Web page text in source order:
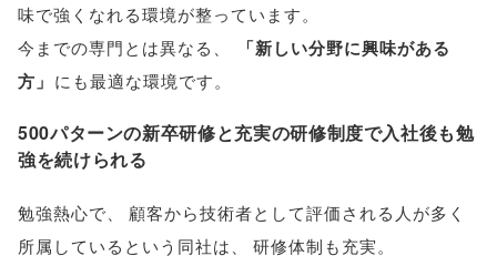
味で強くなれる環境が整っています。
今までの専門とは異なる
「新しい分野に興味がある
方 」 にも最適な環境です。
500パターンの新卒研修と充実の研修制度で入社後も勉
強を続けられる
勉強熱心で、
顧客から技術者として評価される人が多く
所属しているという同社は、 研修体制も充実。